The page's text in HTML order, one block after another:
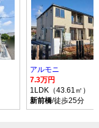
アルモニ
7.3万円
1LDK（43.61㎡）
新前橋/徒歩25分